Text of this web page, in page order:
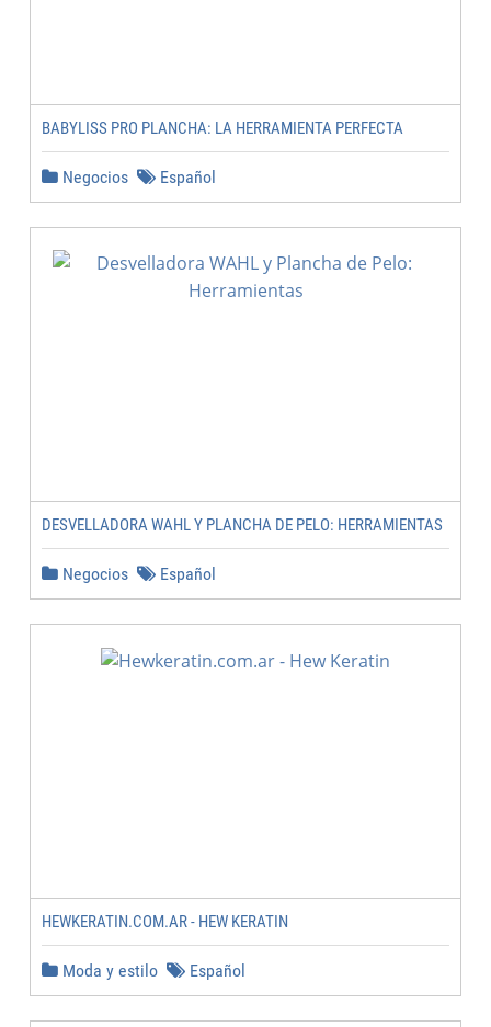
BABYLISS PRO PLANCHA: LA HERRAMIENTA PERFECTA
Negocios Español
DESVELLADORA WAHL Y PLANCHA DE PELO: HERRAMIENTAS
Negocios Español
HEWKERATIN.COM.AR - HEW KERATIN
Moda y estilo Español